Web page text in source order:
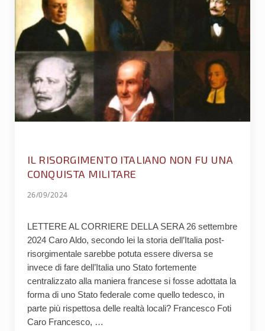
IL RISORGIMENTO ITALIANO NON FU UNA
CONQUISTA MILITARE
26/09/2024
LETTERE AL CORRIERE DELLA SERA 26 settembre
2024 Caro Aldo, secondo lei la storia dell’Italia post-
risorgimentale sarebbe potuta essere diversa se
invece di fare dell’Italia uno Stato fortemente
centralizzato alla maniera francese si fosse adottata la
forma di uno Stato federale come quello tedesco, in
parte più rispettosa delle realtà locali? Francesco Foti
Caro Francesco, …